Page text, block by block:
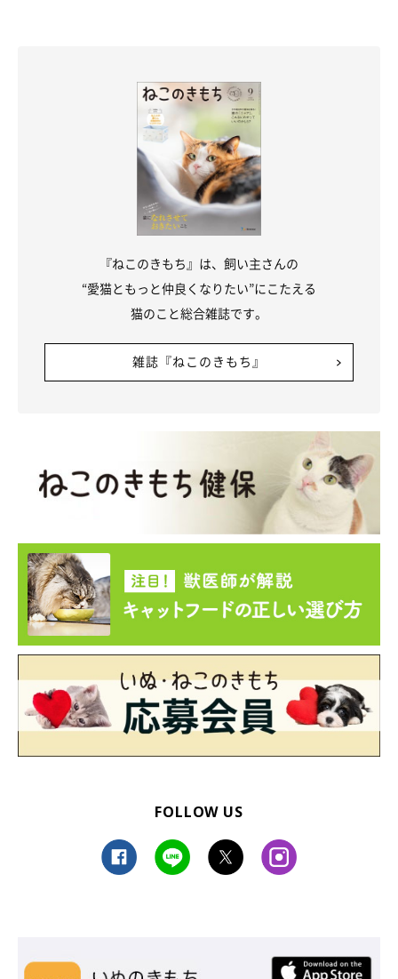
怪盗顔負けの脱出テクニックでピンチを切り抜けたニャンコの様
子は、ぜひ下記の動画をチェックしてみてくださいね！
これはお風呂にいれると逃げる賢いうちの猫
pic.twitter.com/BFh0R0LKDS
@pomm0112
『ねこのきもち』は、飼い主さんの
“愛猫ともっと仲良くなりたい”にこたえる
猫のこと総合雑誌です。
雑誌『ねこのきもち』
FOLLOW US